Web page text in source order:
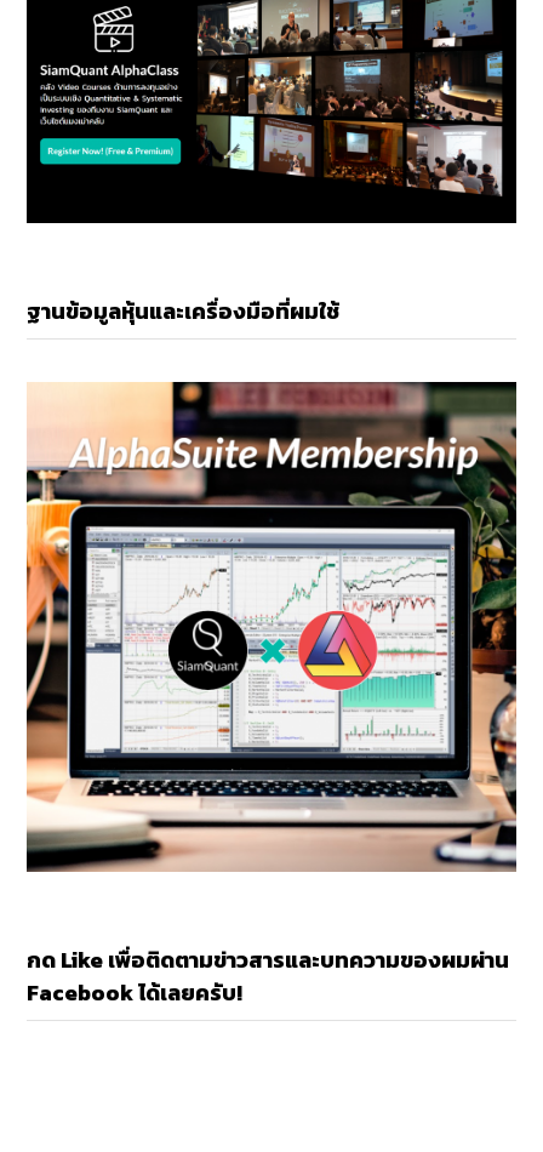
ฐานข้อมูลหุ้นและเครื่องมือที่ผมใช้
กด Like เพื่อติดตามข่าวสารและบทความของผมผ่าน
Facebook ได้เลยครับ!